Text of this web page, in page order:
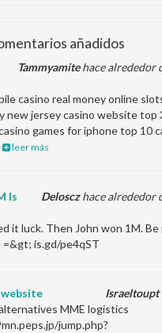
añadidos
Tammyamitehace alrededor
casino real money online
new jersey casino website top
games for iphone top 10
leer más
Delosczhace alrededor
Is
it luck. Then John won 1M.
=&gt; is.gd/pe4qST
Israeltoupt
MME logistics
jump.php?